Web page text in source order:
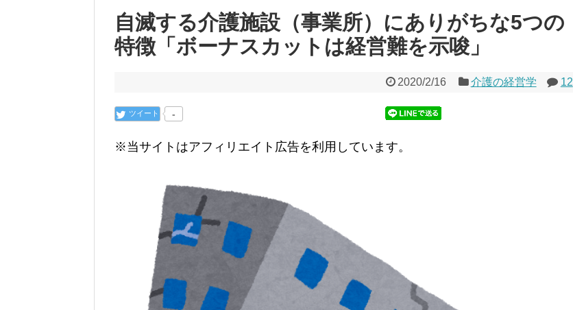
自滅する介護施設（事業所）にありがちな5つの
特徴「ボーナスカットは経営難を示唆」
2020/2/16 介護の経営学 12
-
ツイート
※当サイトはアフィリエイト広告を利用しています。